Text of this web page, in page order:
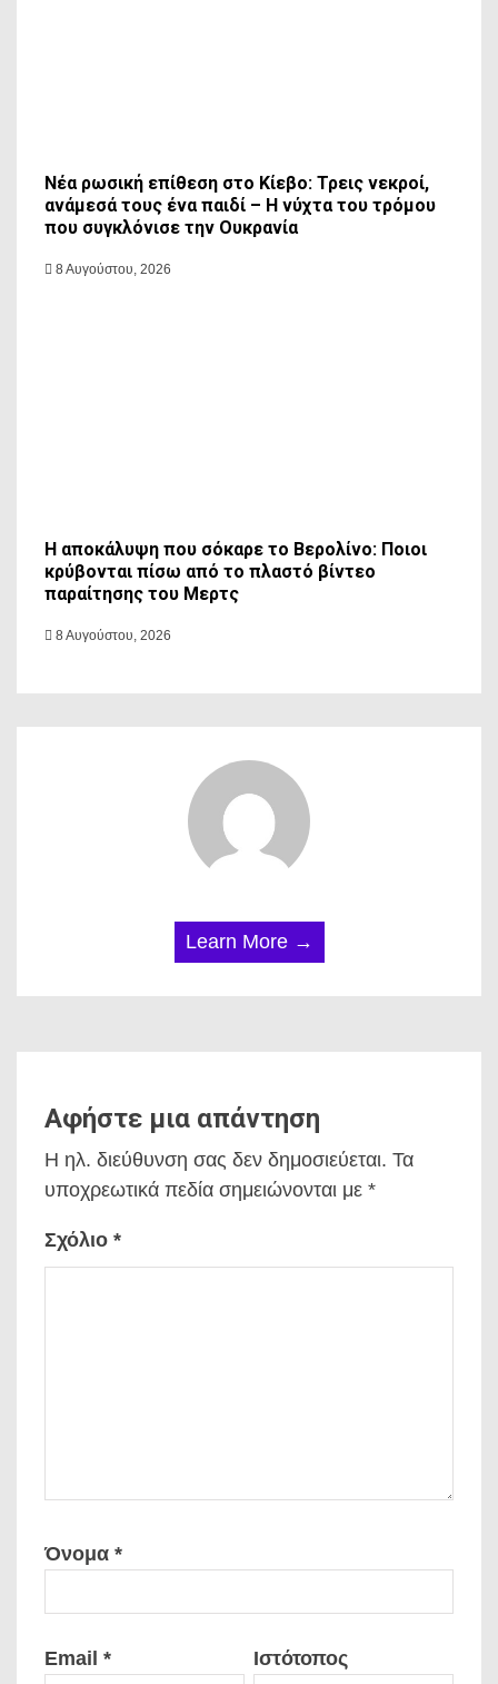
Νέα ρωσική επίθεση στο Κίεβο: Τρεις νεκροί,
ανάμεσά τους ένα παιδί – Η νύχτα του τρόμου
που συγκλόνισε την Ουκρανία
8 Αυγούστου, 2026
Η αποκάλυψη που σόκαρε το Βερολίνο: Ποιοι
κρύβονται πίσω από το πλαστό βίντεο
παραίτησης του Μερτς
8 Αυγούστου, 2026
Learn More →
Αφήστε μια απάντηση
Η ηλ. διεύθυνση σας δεν δημοσιεύεται. Τα
υποχρεωτικά πεδία σημειώνονται με *
Σχόλιο *
Όνομα *
Email * Ιστότοπος